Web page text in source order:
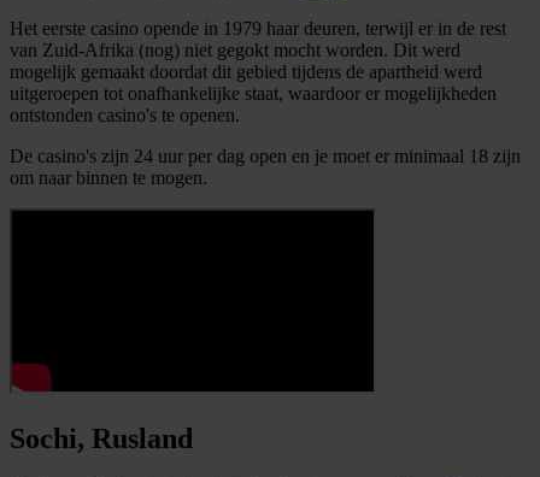
Het eerste casino opende in 1979 haar deuren, terwijl er in de rest
van Zuid-Afrika (nog) niet gegokt mocht worden. Dit werd
mogelijk gemaakt doordat dit gebied tijdens de apartheid werd
uitgeroepen tot onafhankelijke staat, waardoor er mogelijkheden
ontstonden casino's te openen.
De casino's zijn 24 uur per dag open en je moet er minimaal 18 zijn
om naar binnen te mogen.
Sochi, Rusland